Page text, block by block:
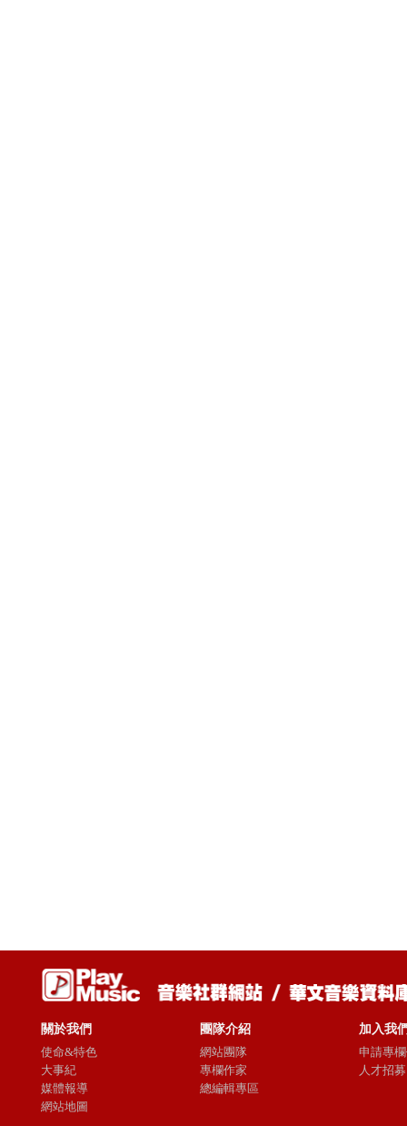
關於我們
使命&特色
大事紀
媒體報導
網站地圖
團隊介紹
網站團隊
專欄作家
總編輯專區
加入我
申請專
人才招募